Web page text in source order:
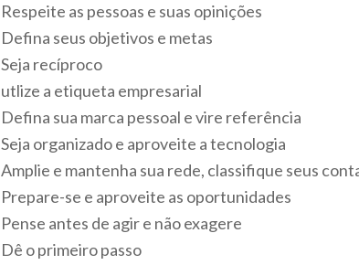
Respeite as pessoas e suas opinições
Defina seus objetivos e metas
Seja recíproco
utlize a etiqueta empresarial
Defina sua marca pessoal e vire referência
Seja organizado e aproveite a tecnologia
Amplie e mantenha sua rede, classifique seus
Prepare-se e aproveite as oportunidades
Pense antes de agir e não exagere
Dê o primeiro passo